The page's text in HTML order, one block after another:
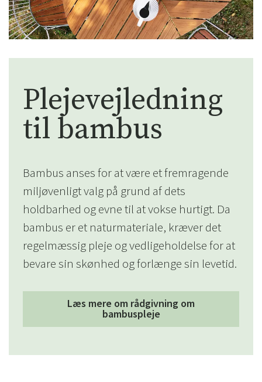
Plejevejledning
til bambus
Bambus anses for at være et fremragende
miljøvenligt valg på grund af dets
holdbarhed og evne til at vokse hurtigt. Da
bambus er et naturmateriale, kræver det
regelmæssig pleje og vedligeholdelse for at
bevare sin skønhed og forlænge sin levetid.
Læs mere om rådgivning om
bambuspleje